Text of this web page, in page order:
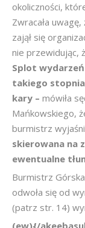
okoliczności,
Zwracała
zajął się
nie przewidując,
Splot
takiego stopnia
kary – mówiła
Mańkowskiego,
burmistrz
skierowana na
ewentualne
Burmistrz
odwoła się od
(patrz str. 14)
(ew){/